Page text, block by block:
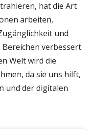
hat die Art
arbeiten,
und
verbessert.
Welt wird die
da sie uns hilft,
und der digitalen